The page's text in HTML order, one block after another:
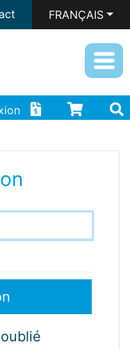
FRANÇAIS